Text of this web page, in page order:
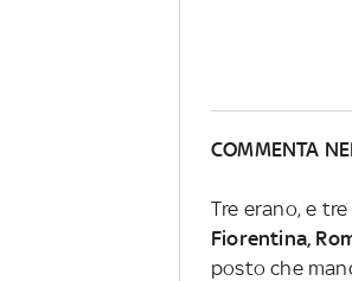
COMMENTA
Tre erano, e
Fiorentina,
posto che